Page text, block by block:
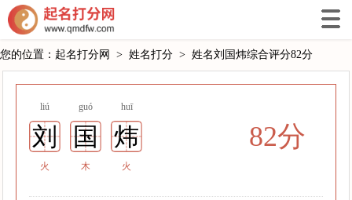
您的位置： 起名打分网 > 姓名打分 > 姓名刘国炜综合评分82分
liú guó huī
刘 国 炜
火 木 火
82分